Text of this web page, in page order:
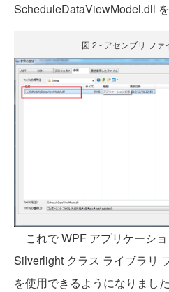
ScheduleDataViewModel.dll を
図 2 - アセンブリ ファ
これで WPF アプリケーシ
Silverlight クラス ライブラリ
を使用できるようになりました